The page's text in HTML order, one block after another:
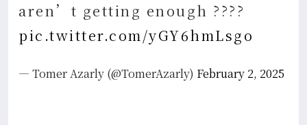
aren’t getting enough ????
pic.twitter.com/yGY6hmLsgo
— Tomer Azarly (@TomerAzarly) February 2, 2025